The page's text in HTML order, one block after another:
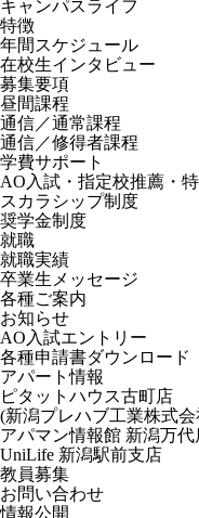
キャンパスライフ
特徴
年間スケジュール
在校生インタビュー
募集要項
昼間課程
通信／通常課程
通信／修得者課程
学費サポート
AO入試・指定校推薦・
スカラシップ制度
奨学金制度
就職
就職実績
卒業生メッセージ
各種ご案内
お知らせ
AO入試エントリー
各種申請書ダウンロード
アパート情報
ピタットハウス古町店
(新潟プレハブ工業株式会
アパマン情報館 新潟万代
UniLife 新潟駅前支店
教員募集
お問い合わせ
情報公開